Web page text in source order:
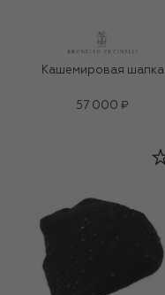
Кашемировая шапка
57 000 ₽